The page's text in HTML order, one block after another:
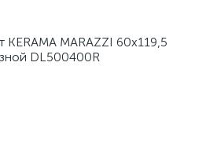
KERAMA MARAZZI 60х119,5
DL500400R